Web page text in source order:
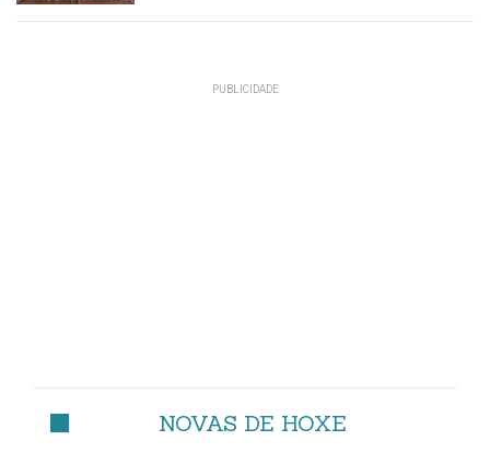
NOVAS DE HOXE